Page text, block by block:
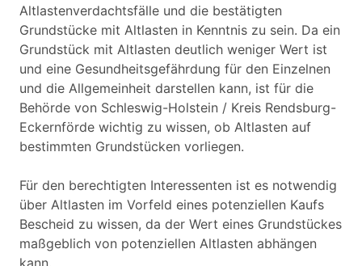
Altlastenverdachtsfälle und die bestätigten
Grundstücke mit Altlasten in Kenntnis zu sein. Da ein
Grundstück mit Altlasten deutlich weniger Wert ist
und eine Gesundheitsgefährdung für den Einzelnen
und die Allgemeinheit darstellen kann, ist für die
Behörde von Schleswig-Holstein / Kreis Rendsburg-
Eckernförde wichtig zu wissen, ob Altlasten auf
bestimmten Grundstücken vorliegen.
Für den berechtigten Interessenten ist es notwendig
über Altlasten im Vorfeld eines potenziellen Kaufs
Bescheid zu wissen, da der Wert eines Grundstückes
maßgeblich von potenziellen Altlasten abhängen
kann.